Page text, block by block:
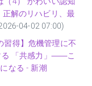
解のリハビリ、最
04-02 07:00)
習得】危機管理に不
る 「共感力」――こ
なる - 新潮